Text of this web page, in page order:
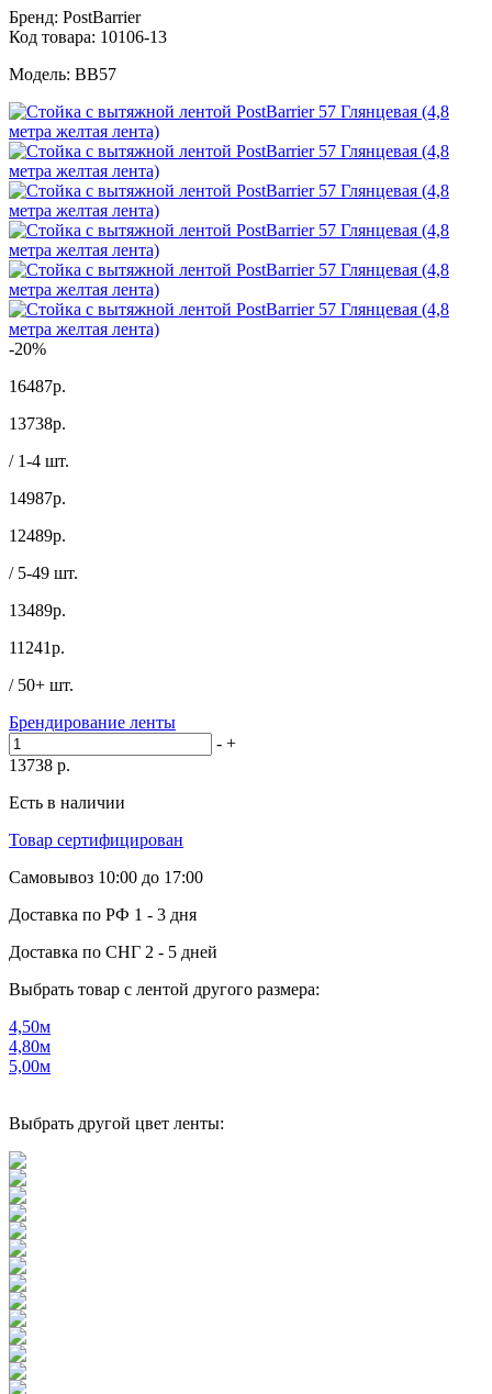
Бренд: PostBarrier
Код товара: 10106-13
Модель: BB57
-20%
16487р.
13738р.
/ 1-4 шт.
14987р.
12489р.
/ 5-49 шт.
13489р.
11241р.
/ 50+ шт.
Брендирование ленты
- +
13738 р.
Есть в наличии
Товар сертифицирован
Самовывоз 10:00 до 17:00
Доставка по РФ 1 - 3 дня
Доставка по СНГ 2 - 5 дней
Выбрать товар с лентой другого размера:
4,50м
4,80м
5,00м
Выбрать другой цвет ленты: